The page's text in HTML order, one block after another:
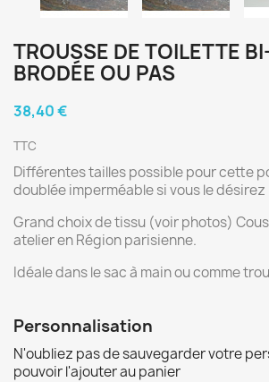
TROUSSE DE TOILETTE
BRODÉE OU PAS
38,40 €
TTC
Différentes tailles possible pour cette
doublée imperméable si vous le désirez
Grand choix de tissu (voir photos)
atelier en Région parisienne.
Idéale dans le sac à main ou comme
Personnalisation
N'oubliez pas de sauvegarder votre
pouvoir l'ajouter au panier